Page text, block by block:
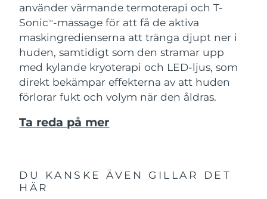
använder värmande termoterapi och T-
SonicTM-massage för att få de aktiva
maskingredienserna att tränga djupt ner i
huden, samtidigt som den stramar upp
med kylande kryoterapi och LED-ljus, som
direkt bekämpar effekterna av att huden
förlorar fukt och volym när den åldras.
Ta reda på mer
DU KANSKE ÄVEN GILLAR DET
HÄR